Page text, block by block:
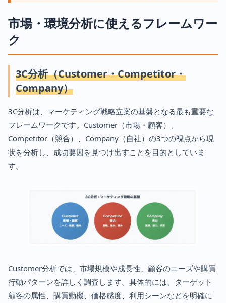
市場・環境分析に使えるフレームワー
ク
3C分析（Customer・Competitor・
Company）
3C分析は、マーケティング戦略立案の基盤となる最も重要な
フレームワークです。Customer（市場・顧客）、
Competitor（競合）、Company（自社）の3つの視点から現
状を分析し、成功要因を見つけ出すことを目的としていま
す。
Customer分析では、市場規模や成長性、顧客のニーズや購買
行動パターンを詳しく調査します。具体的には、ターゲット
顧客の属性、購買動機、価格感度、利用シーンなどを明確に